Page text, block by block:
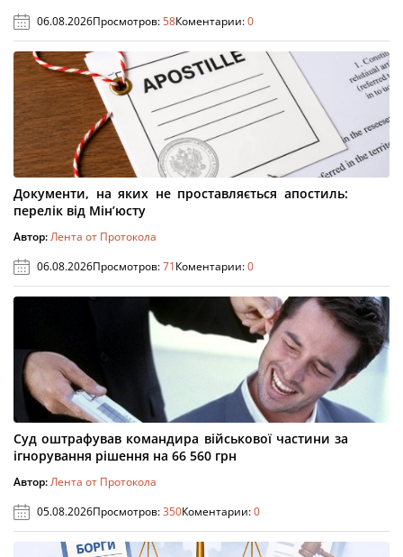
06.08.2026Просмотров:58Коментарии:0
Документи, на яких не проставляється апостиль:
перелік від Мін’юсту
Автор:Лента от Протокола
06.08.2026Просмотров:71Коментарии:0
Суд оштрафував командира військової частини за
ігнорування рішення на 66 560 грн
Автор:Лента от Протокола
05.08.2026Просмотров:350Коментарии:0